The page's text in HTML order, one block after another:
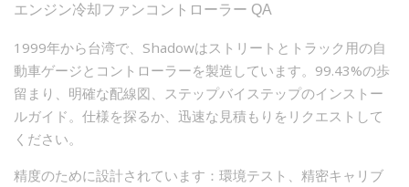
エンジン冷却ファンコントローラー QA
1999年から台湾で、Shadowはストリートとトラック用の自
動車ゲージとコントローラーを製造しています。99.43%の歩
留まり、明確な配線図、ステップバイステップのインストー
ルガイド。仕様を探るか、迅速な見積もりをリクエストして
ください。
精度のために設計されています：環境テスト、精密キャリブ